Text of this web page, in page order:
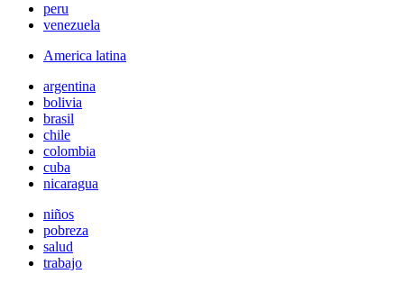
peru
venezuela
America latina
argentina
bolivia
brasil
chile
colombia
cuba
nicaragua
niños
pobreza
salud
trabajo